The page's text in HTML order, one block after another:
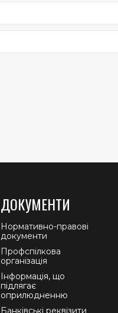
ДОКУМЕНТИ
Нормативно-правові
документи
Профспілкова
організація
Інформація, що
підлягає
оприлюдненню
Банківські реквізити